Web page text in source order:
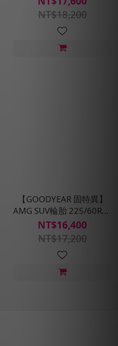
定位平衡)
NT$18,200
【GOODYEAR 固特異】
AMG SUV輪胎 225/60R18
四入組(含免費安裝、定位
平衡)
NT$16,400
NT$17,200